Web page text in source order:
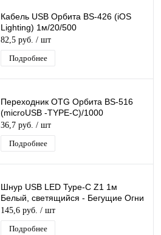
Кабель USB Орбита BS-426 (iOS
Lighting) 1м/20/500
82,5 руб. / шт
Подробнее
Переходник OTG Орбита BS-516
(microUSB -TYPE-C)/1000
36,7 руб. / шт
Подробнее
Шнур USB LED Type-C Z1 1м
Белый, светящийся - Бегущие Огни
145,6 руб. / шт
Подробнее